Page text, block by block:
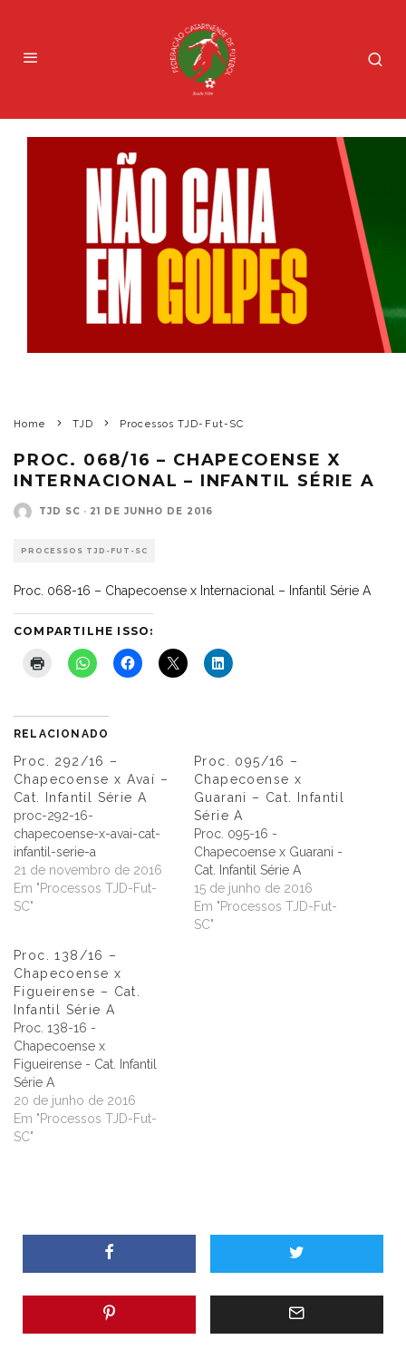
Home TJD Processos TJD-Fut-SC
PROC. 068/16 – CHAPECOENSE X
INTERNACIONAL – INFANTIL SÉRIE A
TJD SC · 21 DE JUNHO DE 2016
PROCESSOS TJD-FUT-SC
Proc. 068-16 – Chapecoense x Internacional – Infantil Série A
COMPARTILHE ISSO:
RELACIONADO
Proc. 292/16 –
Chapecoense x Avaí –
Cat. Infantil Série A
proc-292-16-
chapecoense-x-avai-cat-
infantil-serie-a
21 de novembro de 2016
Em "Processos TJD-Fut-
SC"
Proc. 095/16 –
Chapecoense x
Guarani – Cat. Infantil
Série A
Proc. 095-16 -
Chapecoense x Guarani -
Cat. Infantil Série A
15 de junho de 2016
Em "Processos TJD-Fut-
SC"
Proc. 138/16 –
Chapecoense x
Figueirense – Cat.
Infantil Série A
Proc. 138-16 -
Chapecoense x
Figueirense - Cat. Infantil
Série A
20 de junho de 2016
Em "Processos TJD-Fut-
SC"